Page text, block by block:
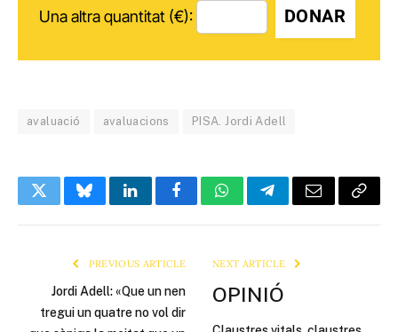
Una altra quantitat (€): DONAR
avaluació avaluacions PISA. Jordi Adell
TwitterBlueskyLinkedInFacebookWhatsAppTelegramEmail Copy
PREVIOUS ARTICLE
Jordi Adell: «Que un nen
tregui un quatre no vol dir
NEXT ARTICLE
OPINIÓ